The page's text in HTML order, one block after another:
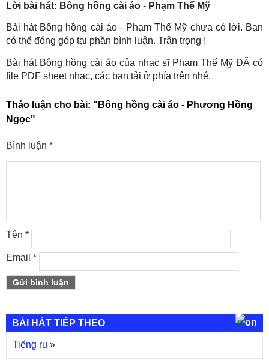
Lời bài hát: Bông hồng cài áo - Phạm Thế Mỹ
Bài hát Bông hồng cài áo - Phạm Thế Mỹ chưa có lời. Bạn
có thể đóng góp tại phần bình luận. Trân trọng !
Bài hát Bông hồng cài áo của nhạc sĩ Phạm Thế Mỹ ĐÃ có
file PDF sheet nhạc, các bạn tải ở phía trên nhé.
Thảo luận cho bài: "Bông hồng cài áo - Phương Hồng
Ngọc"
Bình luận *
Tên *
Email *
BÀI HÁT TIẾP THEO
Tiếng ru »